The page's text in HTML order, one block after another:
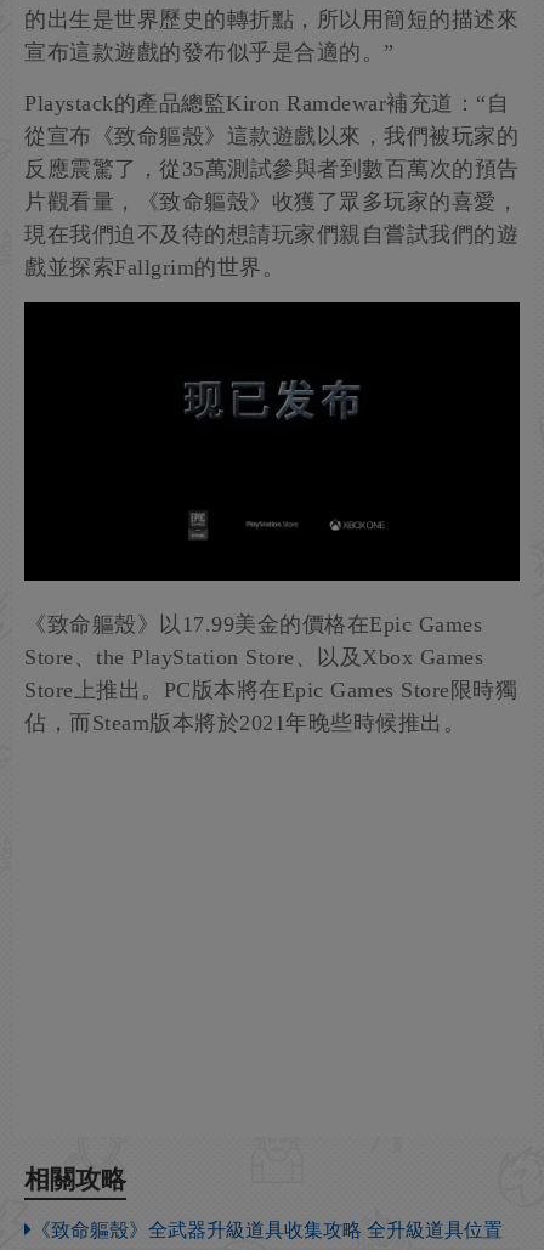
的出生是世界歷史的轉折點，所以用簡短的描述來
宣布這款遊戲的發布似乎是合適的。”
Playstack的產品總監Kiron Ramdewar補充道：“自
從宣布《致命軀殼》這款遊戲以來，我們被玩家的
反應震驚了，從35萬測試參與者到數百萬次的預告
片觀看量，《致命軀殼》收獲了眾多玩家的喜愛，
現在我們迫不及待的想請玩家們親自嘗試我們的遊
戲並探索Fallgrim的世界。
《致命軀殼》以17.99美金的價格在Epic Games
Store、the PlayStation Store、以及Xbox Games
Store上推出。PC版本將在Epic Games Store限時獨
佔，而Steam版本將於2021年晚些時候推出。
相關攻略
《致命軀殼》全武器升級道具收集攻略 全升級道具位置